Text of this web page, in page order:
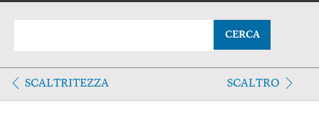
CERCA
SCALTRITEZZA SCALTRO